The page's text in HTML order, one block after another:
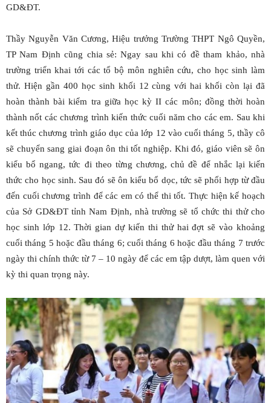
GD&ĐT.
Thầy Nguyễn Văn Cương, Hiệu trưởng Trường THPT Ngô Quyền,
TP Nam Định cũng chia sẻ: Ngay sau khi có đề tham khảo, nhà
trường triển khai tới các tổ bộ môn nghiên cứu, cho học sinh làm
thử. Hiện gần 400 học sinh khối 12 cùng với hai khối còn lại đã
hoàn thành bài kiểm tra giữa học kỳ II các môn; đồng thời hoàn
thành nốt các chương trình kiến thức cuối năm cho các em. Sau khi
kết thúc chương trình giáo dục của lớp 12 vào cuối tháng 5, thầy cô
sẽ chuyển sang giai đoạn ôn thi tốt nghiệp. Khi đó, giáo viên sẽ ôn
kiểu bổ ngang, tức đi theo từng chương, chủ đề để nhắc lại kiến
thức cho học sinh. Sau đó sẽ ôn kiểu bổ dọc, tức sẽ phối hợp từ đầu
đến cuối chương trình để các em có thể thi tốt. Thực hiện kế hoạch
của Sở GD&ĐT tỉnh Nam Định, nhà trường sẽ tổ chức thi thử cho
học sinh lớp 12. Thời gian dự kiến thi thử hai đợt sẽ vào khoảng
cuối tháng 5 hoặc đầu tháng 6; cuối tháng 6 hoặc đầu tháng 7 trước
ngày thi chính thức từ 7 – 10 ngày để các em tập dượt, làm quen với
kỳ thi quan trọng này.